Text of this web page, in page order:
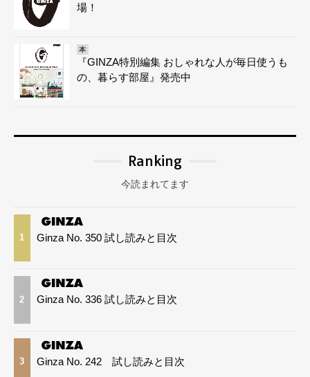
場！
本
『GINZA特別編集 おしゃれな人が毎日使うも
の、暮らす部屋』発売中
Ranking
今読まれてます
1 Ginza No. 350 試し読みと目次
2 Ginza No. 336 試し読みと目次
3 Ginza No. 242 試し読みと目次